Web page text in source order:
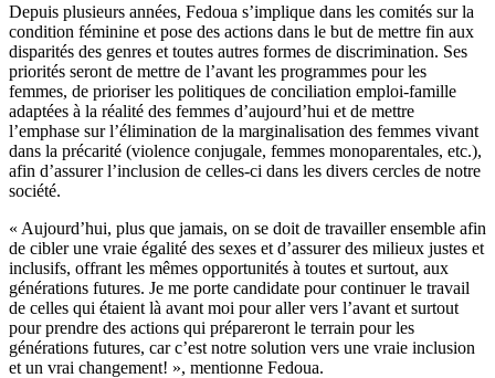
Depuis plusieurs années, Fedoua s’implique dans les comités sur la
condition féminine et pose des actions dans le but de mettre fin aux
disparités des genres et toutes autres formes de discrimination. Ses
priorités seront de mettre de l’avant les programmes pour les
femmes, de prioriser les politiques de conciliation emploi-famille
adaptées à la réalité des femmes d’aujourd’hui et de mettre
l’emphase sur l’élimination de la marginalisation des femmes vivant
dans la précarité (violence conjugale, femmes monoparentales, etc.),
afin d’assurer l’inclusion de celles-ci dans les divers cercles de notre
société.
« Aujourd’hui, plus que jamais, on se doit de travailler ensemble afin
de cibler une vraie égalité des sexes et d’assurer des milieux justes et
inclusifs, offrant les mêmes opportunités à toutes et surtout, aux
générations futures. Je me porte candidate pour continuer le travail
de celles qui étaient là avant moi pour aller vers l’avant et surtout
pour prendre des actions qui prépareront le terrain pour les
générations futures, car c’est notre solution vers une vraie inclusion
et un vrai changement! », mentionne Fedoua.